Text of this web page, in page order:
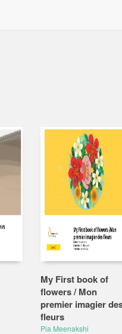
My First book of
flowers / Mon
premier imagier
fleurs
Pia Meenakshi